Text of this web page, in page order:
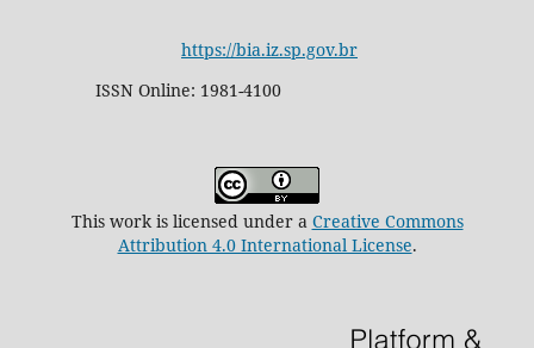
https://bia.iz.sp.gov.br
ISSN Online: 1981-4100
This work is licensed under a Creative Commons
Attribution 4.0 International License.